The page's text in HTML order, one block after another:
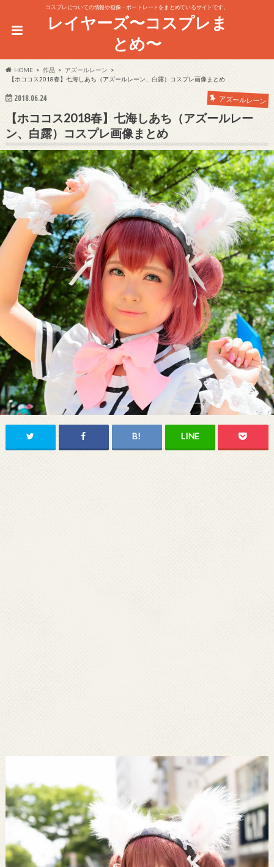
コスプレについての情報や画像・ポートレートをまとめているサイトです。
レイヤーズ〜コスプレま
とめ〜
HOME 作品
アズールレーン
【ホココス2018春】七海しあち（アズールレーン、白露）コスプレ画像まとめ
2018.06.24 アズールレーン
【ホココス2018春】七海しあち（アズールレー
ン、白露）コスプレ画像まとめ